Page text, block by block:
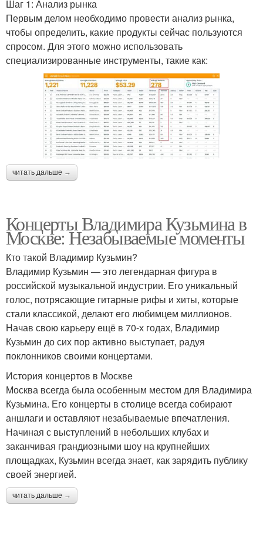
Шаг 1: Анализ рынка
Первым делом необходимо провести анализ рынка,
чтобы определить, какие продукты сейчас пользуются
спросом. Для этого можно использовать
специализированные инструменты, такие как:
читать дальше →
Концерты Владимира Кузьмина в
Москве: Незабываемые моменты
Кто такой Владимир Кузьмин?
Владимир Кузьмин — это легендарная фигура в
российской музыкальной индустрии. Его уникальный
голос, потрясающие гитарные рифы и хиты, которые
стали классикой, делают его любимцем миллионов.
Начав свою карьеру ещё в 70-х годах, Владимир
Кузьмин до сих пор активно выступает, радуя
поклонников своими концертами.
История концертов в Москве
Москва всегда была особенным местом для Владимира
Кузьмина. Его концерты в столице всегда собирают
аншлаги и оставляют незабываемые впечатления.
Начиная с выступлений в небольших клубах и
заканчивая грандиозными шоу на крупнейших
площадках, Кузьмин всегда знает, как зарядить публику
своей энергией.
читать дальше →